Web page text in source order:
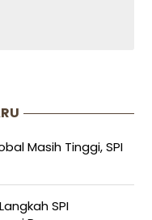
Masih Tinggi, SPI
SPI